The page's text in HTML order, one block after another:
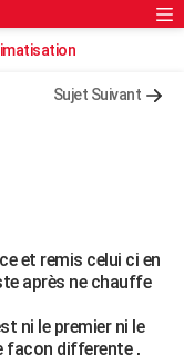
Rechercher
Sujet Suivant
et remis celui ci en
après ne chauffe
ni le premier ni le
facon differente ,